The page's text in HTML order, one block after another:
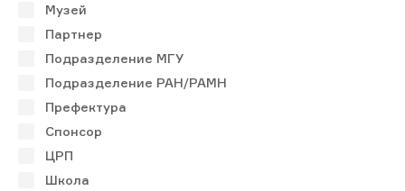
Музей
Партнер
Подразделение МГУ
Подразделение РАН/РАМН
Префектура
Спонсор
ЦРП
Школа